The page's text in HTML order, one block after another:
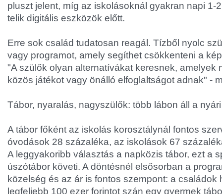
pluszt jelent, míg az iskolásoknál gyakran napi 1-
telik digitális eszközök előtt.
Erre sok család tudatosan reagál. Tízből nyolc
vagy programot, amely segíthet csökkenteni a
"A szülők olyan alternatívákat keresnek, amelyek
közös játékot vagy önálló elfoglaltságot adnak" -
Tábor, nyaralás, nagyszülők: több lábon áll a
A tábor főként az iskolás korosztálynál fontos
óvodások 28 százaléka, az iskolások 67
A leggyakoribb választás a napközis tábor, ezt a
úszótábor követi. A döntésnél elsősorban a
közelség és az ár is fontos szempont: a családok
legfeljebb 100 ezer forintot szán egy gyermek